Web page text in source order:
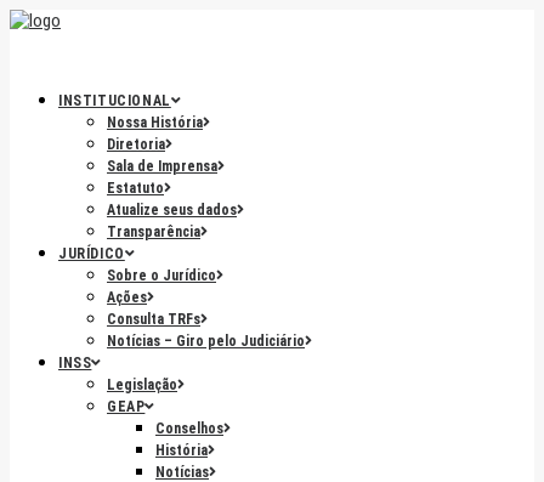
INSTITUCIONAL
Nossa História
Diretoria
Sala de Imprensa
Estatuto
Atualize seus dados
Transparência
JURÍDICO
Sobre o Jurídico
Ações
Consulta TRFs
Notícias – Giro pelo Judiciário
INSS
Legislação
GEAP
Conselhos
História
Notícias